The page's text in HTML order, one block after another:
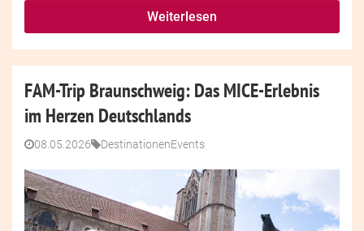
Weiterlesen
FAM-Trip Braunschweig: Das MICE-Erlebnis
im Herzen Deutschlands
08.05.2026 DestinationenEvents